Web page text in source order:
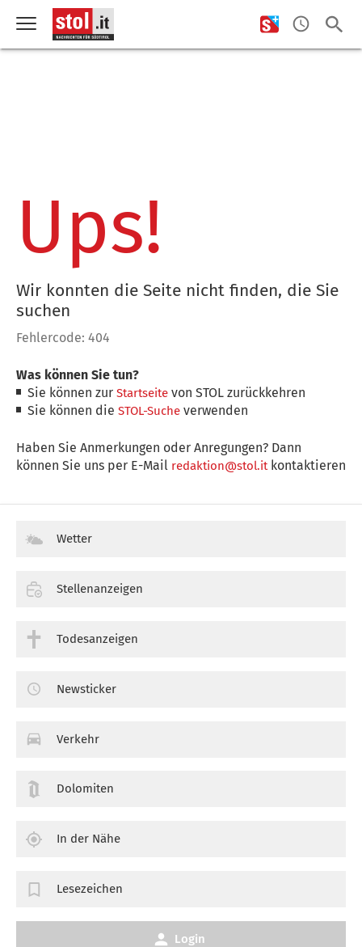
Ups!
Wir konnten die Seite nicht finden, die Sie
suchen
Fehlercode: 404
Was können Sie tun?
Sie können zurStartseite von STOL zurückkehren
Sie können dieSTOL-Suche verwenden
Haben Sie Anmerkungen oder Anregungen? Dann
können Sie uns per E-Mail redaktion@stol.itkontaktieren
Wetter
Stellenanzeigen
Todesanzeigen
Newsticker
Verkehr
Dolomiten
In der Nähe
Lesezeichen
Login